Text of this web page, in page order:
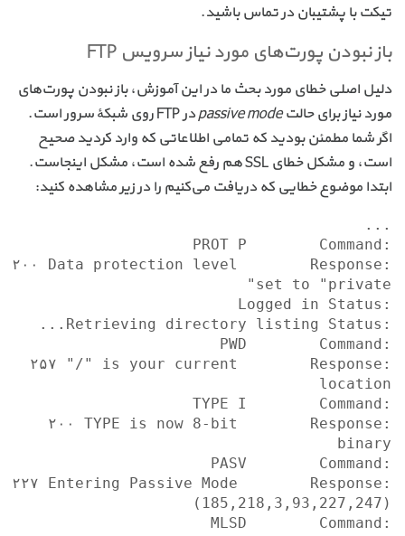
تیکت با پشتیبان در تماس باشید.
باز نبودن پورت‌های مورد نیاز سرویس FTP
دلیل اصلی خطای مورد بحث ما در این آموزش، باز نبودن پورت‌های
مورد نیاز برای حالتpassive mode
در FTP روی شبکهٔ سرور است.
اگر شما مطمئن بودید که تمامی اطلاعاتی که وارد کردید صحیح
است، و مشکل خطای SSL هم رفع شده است، مشکل اینجاست.
ابتدا موضوع خطایی که دریافت می‌کنیم را در زیر مشاهده کنید:
Response:	۲۰۰ Data protection level
Response:	۲۵۷ "/" is your current
Response:	۲۰۰ TYPE is now 8-bit
Response:	۲۲۷ Entering Passive Mode